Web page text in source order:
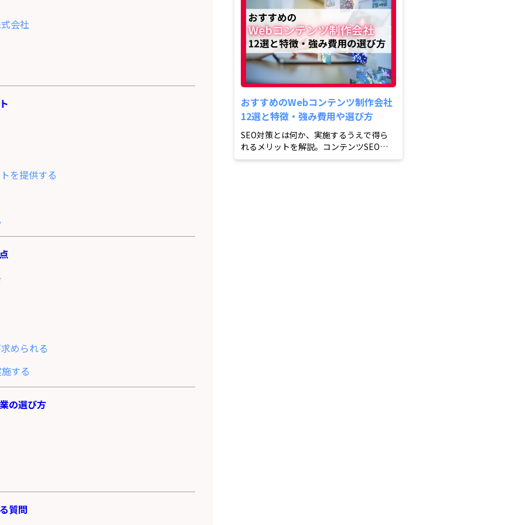
会社
を提供する
められる
する
の選び方
質問
おすすめのWebコンテンツ制作会社
12選と特徴・強み費用や選び方
SEO対策とは何か、実施するうえで得ら
れるメリットを解説。コンテンツSEO・
内部対策・外部対策の3つのカテ...